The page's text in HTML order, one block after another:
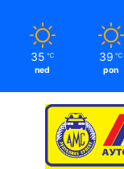
35 ℃
ned
39 ℃
pon